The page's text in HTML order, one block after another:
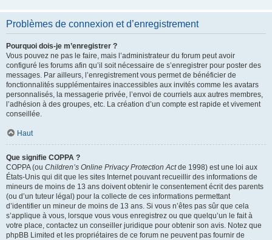
Problèmes de connexion et d’enregistrement
Pourquoi dois-je m’enregistrer ?
Vous pouvez ne pas le faire, mais l’administrateur du forum peut avoir
configuré les forums afin qu’il soit nécessaire de s’enregistrer pour poster des
messages. Par ailleurs, l’enregistrement vous permet de bénéficier de
fonctionnalités supplémentaires inaccessibles aux invités comme les avatars
personnalisés, la messagerie privée, l’envoi de courriels aux autres membres,
l’adhésion à des groupes, etc. La création d’un compte est rapide et vivement
conseillée.
Haut
Que signifie COPPA ?
COPPA (ou Children’s Online Privacy Protection Actde 1998) est une loi aux
États-Unis qui dit que les sites Internet pouvant recueillir des informations de
mineurs de moins de 13 ans doivent obtenir le consentement écrit des parents
(ou d’un tuteur légal) pour la collecte de ces informations permettant
d’identifier un mineur de moins de 13 ans. Si vous n’êtes pas sûr que cela
s’applique à vous, lorsque vous vous enregistrez ou que quelqu’un le fait à
votre place, contactez un conseiller juridique pour obtenir son avis. Notez que
phpBB Limited et les propriétaires de ce forum ne peuvent pas fournir de